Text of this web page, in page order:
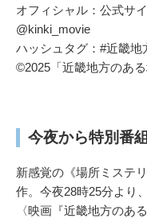
オフィシャル：公式サ
@kinki_movie
ハッシュタグ：#近畿地
©2025「近畿地方のあ
今夜から特別番
新感覚の《場所ミステ
作。今夜28時25分より
〈映画『近畿地方のあ